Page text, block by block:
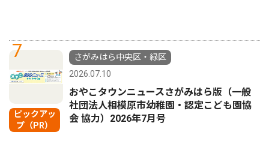
7
ピックアッ
プ（PR）
さがみはら中央区・緑区
2026.07.10
おやこタウンニュースさがみはら版（一般
社団法人相模原市幼稚園・認定こども園協
会 協力）2026年7月号